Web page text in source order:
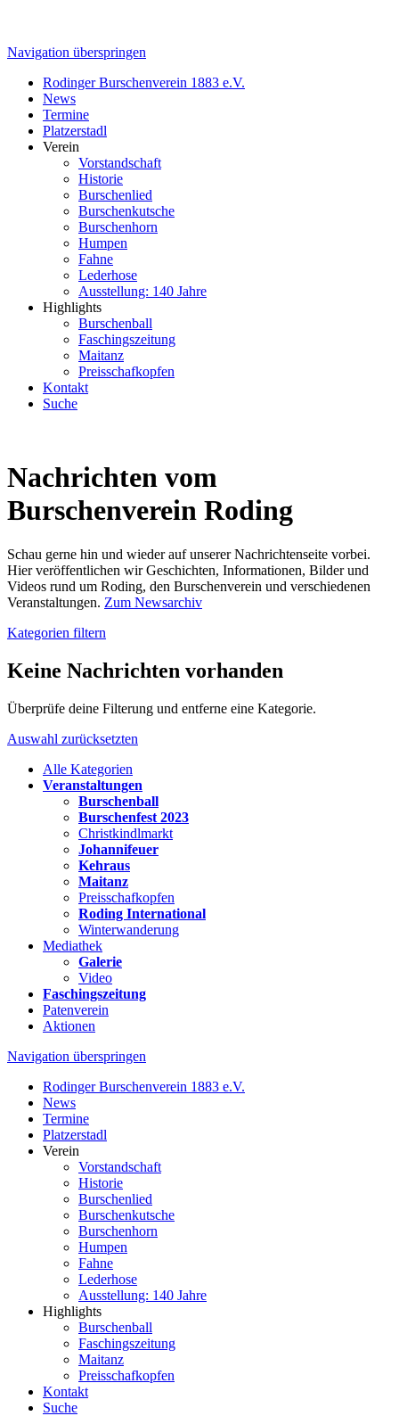
Navigation überspringen
Rodinger Burschenverein 1883 e.V.
News
Termine
Platzerstadl
Verein
Vorstandschaft
Historie
Burschenlied
Burschenkutsche
Burschenhorn
Humpen
Fahne
Lederhose
Ausstellung: 140 Jahre
Highlights
Burschenball
Faschingszeitung
Maitanz
Preisschafkopfen
Kontakt
Suche
Nachrichten vom
Burschenverein Roding
Schau gerne hin und wieder auf unserer Nachrichtenseite vorbei.
Hier veröffentlichen wir Geschichten, Informationen, Bilder und
Videos rund um Roding, den Burschenverein und verschiedenen
Veranstaltungen. Zum Newsarchiv
Kategorien filtern
Keine Nachrichten vorhanden
Überprüfe deine Filterung und entferne eine Kategorie.
Auswahl zurücksetzten
Alle Kategorien
Veranstaltungen
Burschenball
Burschenfest 2023
Christkindlmarkt
Johannifeuer
Kehraus
Maitanz
Preisschafkopfen
Roding International
Winterwanderung
Mediathek
Galerie
Video
Faschingszeitung
Patenverein
Aktionen
Navigation überspringen
Rodinger Burschenverein 1883 e.V.
News
Termine
Platzerstadl
Verein
Vorstandschaft
Historie
Burschenlied
Burschenkutsche
Burschenhorn
Humpen
Fahne
Lederhose
Ausstellung: 140 Jahre
Highlights
Burschenball
Faschingszeitung
Maitanz
Preisschafkopfen
Kontakt
Suche